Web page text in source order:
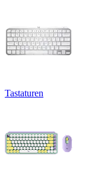
Tastaturen